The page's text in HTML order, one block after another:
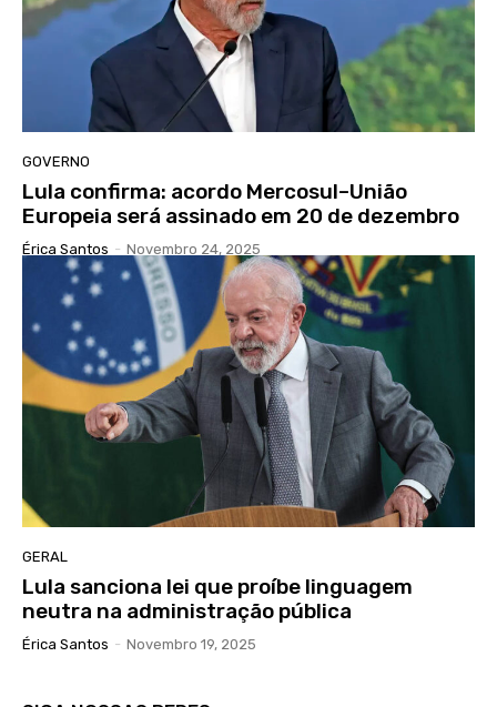
GOVERNO
Lula confirma: acordo Mercosul–União
Europeia será assinado em 20 de dezembro
Érica Santos - Novembro 24, 2025
GERAL
Lula sanciona lei que proíbe linguagem
neutra na administração pública
Érica Santos - Novembro 19, 2025